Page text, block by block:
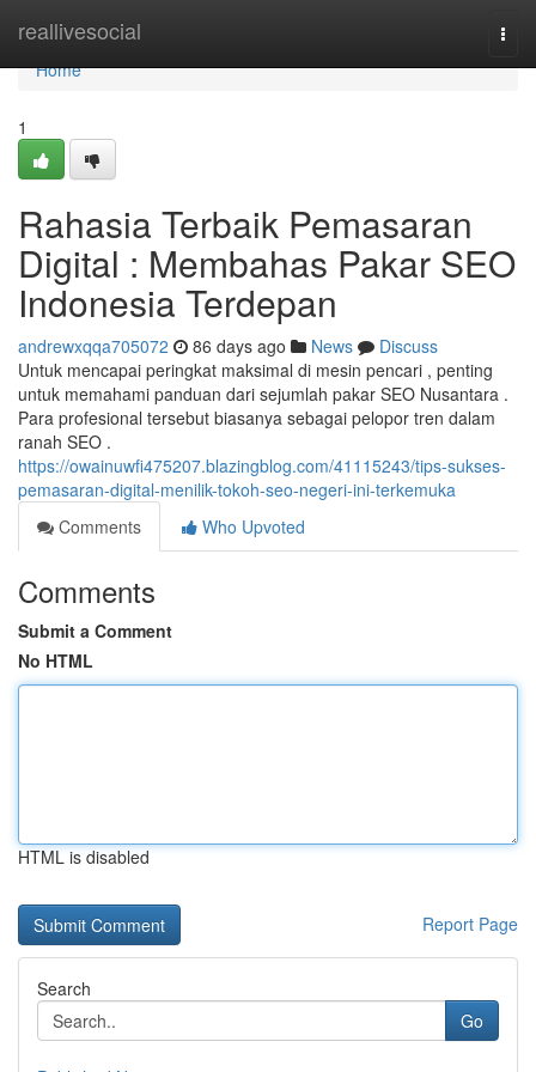
reallivesocial
Home
Home
1
Rahasia Terbaik Pemasaran
Digital : Membahas Pakar SEO
Indonesia Terdepan
andrewxqqa705072 86 days ago News
Discuss
Untuk mencapai peringkat maksimal di mesin pencari , penting
untuk memahami panduan dari sejumlah pakar SEO Nusantara .
Para profesional tersebut biasanya sebagai pelopor tren dalam
ranah SEO .
https://owainuwfi475207.blazingblog.com/41115243/tips-sukses-
pemasaran-digital-menilik-tokoh-seo-negeri-ini-terkemuka
Comments
Who Upvoted
Comments
Submit a Comment
No HTML
HTML is disabled
Report Page
Search
Go